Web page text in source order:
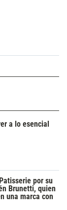
a lo esencial
por su
Brunetti, quien
una marca con